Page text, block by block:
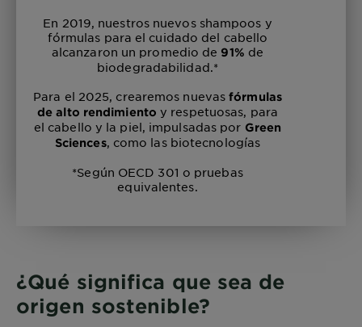
En 2019, nuestros nuevos shampoos y
fórmulas para el cuidado del cabello
alcanzaron un promedio de 91% de
biodegradabilidad.*
Para el 2025, crearemos nuevasfórmulas
de alto rendimiento y respetuosas, para
el cabello y la piel, impulsadas por Green
Sciences, como las biotecnologías
*Según OECD 301 o pruebas
equivalentes.
¿Qué significa que sea de
origen sostenible?